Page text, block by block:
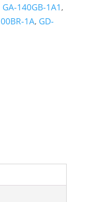
GA-140GB-1A1,
1A, GD-